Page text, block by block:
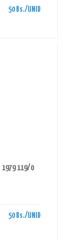
50 Bs./UNID
- 1979 119/0
50 Bs./UNID